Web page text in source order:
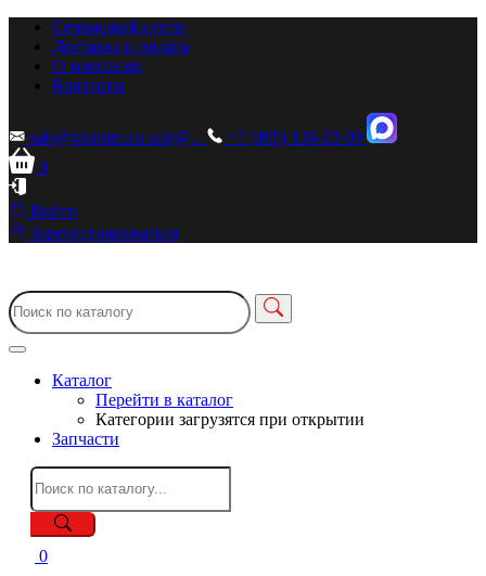
Сервисный центр
Доставка и оплата
О компании
Контакты
sale@zionstm.ru sale@...
+7 (495) 136-23-00
0
Войти
Зарегистрироваться
Каталог
Перейти в каталог
Категории загрузятся при открытии
Запчасти
0